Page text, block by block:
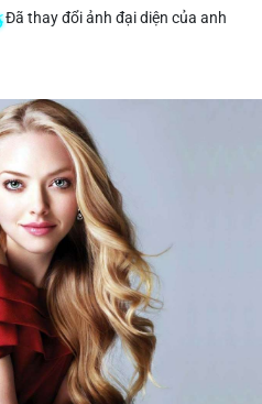
Đã thay đổi ảnh đại diện của anh